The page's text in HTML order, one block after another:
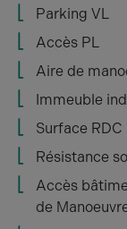
Parking VL
Accès PL
Aire de
Immeuble
Surface RDC
Résistance
Accès
de